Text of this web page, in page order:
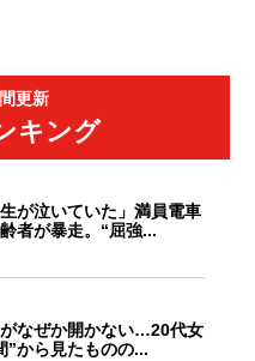
更新
キング
が泣いていた」満員電車
者が暴走。“屈強...
なぜか開かない…20代女
”から見たものの...